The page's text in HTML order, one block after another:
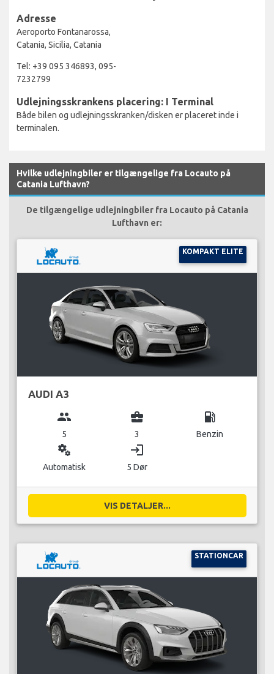
Adresse
Aeroporto Fontanarossa,
Catania, Sicilia, Catania
Tel: +39 095 346893, 095-
7232799
Udlejningsskrankens placering: I Terminal
Både bilen og udlejningsskranken/disken er placeret inde i
terminalen.
Hvilke udlejningbiler er tilgængelige fra Locauto på
Catania Lufthavn?
De tilgængelige udlejningbiler fra Locauto på Catania
Lufthavn er:
KOMPAKT ELITE
AUDI A3
group
5
business_center
3
local_gas_station
Benzin
miscellaneous_services
Automatisk
login
5 Dør
VIS DETALJER...
STATIONCAR